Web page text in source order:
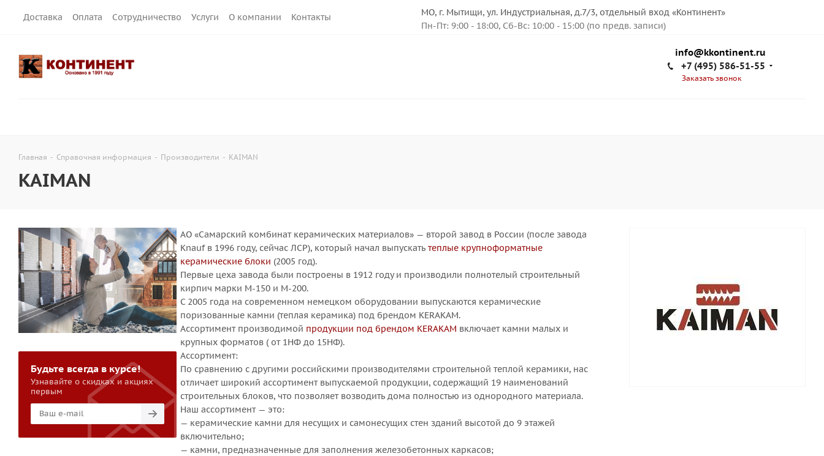
Доставка Оплата Сотрудничество Услуги О компании Контакты
МО, г. Мытищи, ул. Индустриальная, д.7/3, отдельный вход «Континент»
Пн-Пт: 9:00 - 18:00, Сб-Вс: 10:00 - 15:00 (по предв. записи)
info@kkontinent.ru
+7 (495) 586-51-55
Заказать звонок
Главная - Справочная информация - Производители - KAIMAN
KAIMAN
АО «Самарский комбинат керамических материалов» — второй завод в России (после завода
Knauf в 1996 году, сейчас ЛСР), который начал выпускать теплые крупноформатные
керамические блоки (2005 год).
Первые цеха завода были построены в 1912 году и производили полнотелый строительный
кирпич марки М-150 и М-200.
С 2005 года на современном немецком оборудовании выпускаются керамические
поризованные камни (теплая керамика) под брендом KERAKAM.
Ассортимент производимой продукции под брендом KERAKAM включает камни малых и
крупных форматов ( от 1НФ до 15НФ).
Ассортимент:
По сравнению с другими российскими производителями строительной теплой керамики, нас
отличает широкий ассортимент выпускаемой продукции, содержащий 19 наименований
строительных блоков, что позволяет возводить дома полностью из однородного материала.
Наш ассортимент — это:
— керамические камни для несущих и самонесущих стен зданий высотой до 9 этажей
включительно;
— камни, предназначенные для заполнения железобетонных каркасов;
Будьте всегда в курсе!
Узнавайте о скидках и акциях
первым